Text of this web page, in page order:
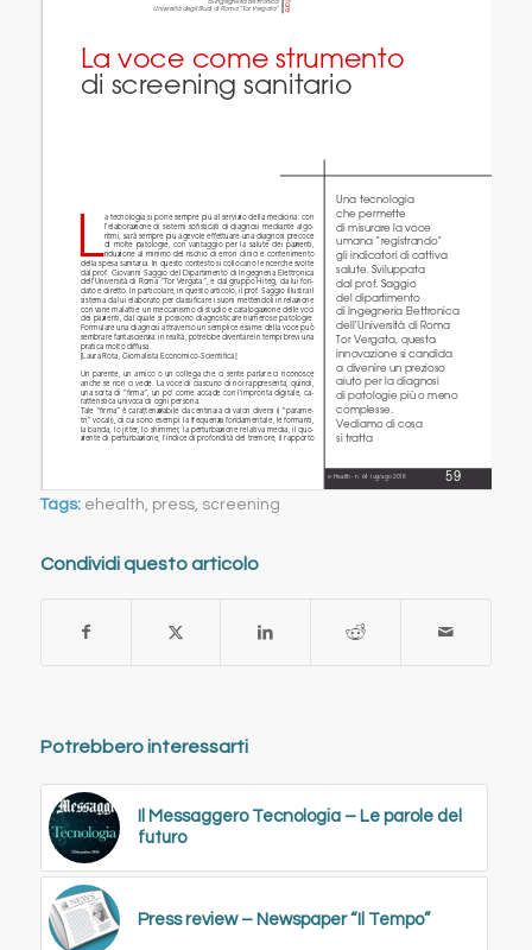
Tags: ehealth, press, screening
Condividi questo articolo
Potrebbero interessarti
Il Messaggero Tecnologia – Le parole del
futuro
Press review – Newspaper “Il Tempo”